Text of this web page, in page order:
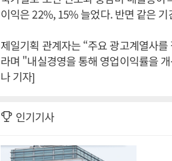
이익은 22%, 15% 늘었다. 반면 같은
제일기획 관계자는 “주요 광고계열사
라며 "내실경영을 통해 영업이익률을
나 기자]
인기기사